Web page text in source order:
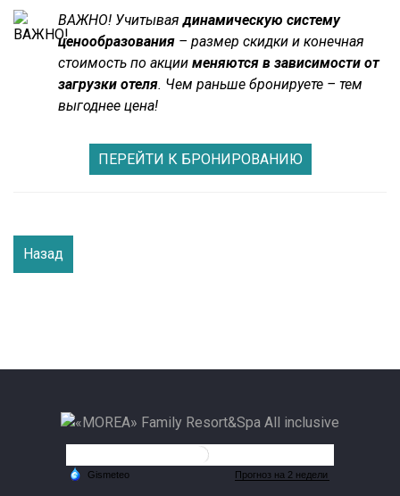
ВАЖНО! Учитываядинамическую систему
ценообразования – размер скидки и конечная
стоимость по акции меняются в зависимости от
загрузки отеля. Чем раньше бронируете – тем
выгоднее цена!
ПЕРЕЙТИ К БРОНИРОВАНИЮ
Назад